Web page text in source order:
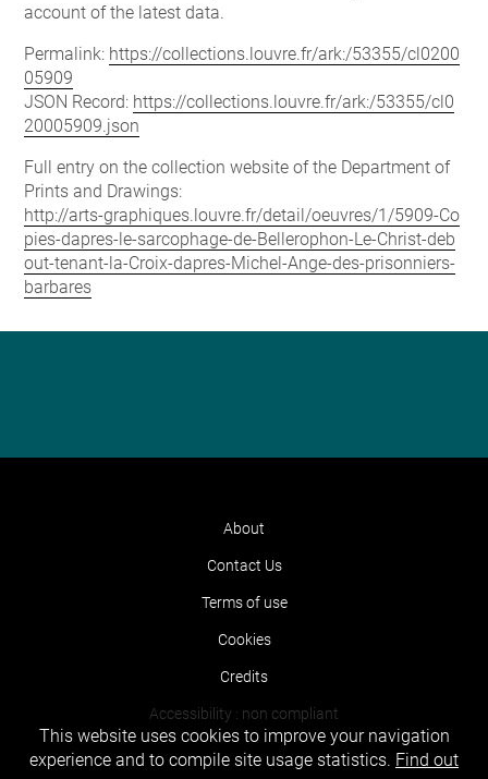
account of the latest data.
Permalink: https://collections.louvre.fr/ark:/53355/cl0200
05909
JSON Record: https://collections.louvre.fr/ark:/53355/cl0
20005909.json
Full entry on the collection website of the Department of
Prints and Drawings:
http://arts-graphiques.louvre.fr/detail/oeuvres/1/5909-Co
pies-dapres-le-sarcophage-de-Bellerophon-Le-Christ-deb
out-tenant-la-Croix-dapres-Michel-Ange-des-prisonniers-
barbares
About
Contact Us
Terms of use
Cookies
Credits
Accessibility : non compliant
This website uses cookies to improve your navigation
experience and to compile site usage statistics. Find out